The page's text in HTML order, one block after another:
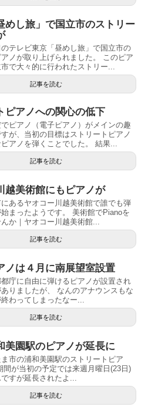
めし旅」で国立市のストリー
テレビ東京「昼めし旅」で国立市の
ノが取り上げられました。 このピア
で大々的に行われたストリー...
記事を読む
ピアノへの関心の低下
ピアノ（電子ピアノ）がメインの趣
が、当初の目標はストリートピアノ
アノを弾くことでした。 結果...
記事を読む
越美術館にもピアノが
あるヤオコー川越美術館で誰でも弾
まったようです。 美術館でPianoを
か｜ヤオコー川越美術館...
記事を読む
ノは４月に南展望室設置
都庁に自由に弾けるピアノが設置され
りましたが、 なんのアナウンスもな
わってしまったなー...
記事を読む
美園駅のピアノが延長に
市の浦和美園駅のストリートピア
間が当初の予定では来週月曜日(23日)
すが延長されたよ...
記事を読む